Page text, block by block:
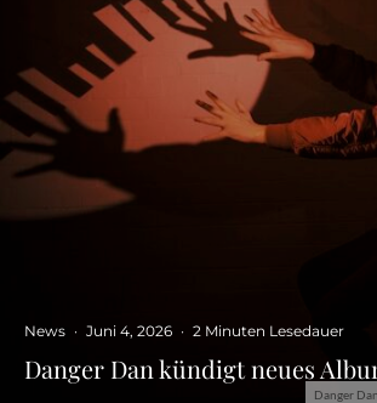
Danger
News · Juni 4, 2026 · 2 Minuten Lesedauer
Danger Dan kündigt neues